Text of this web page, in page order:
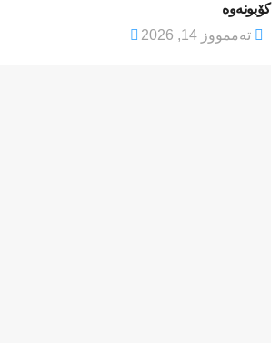
كۆبونەوە
تەممووز 14, 2026